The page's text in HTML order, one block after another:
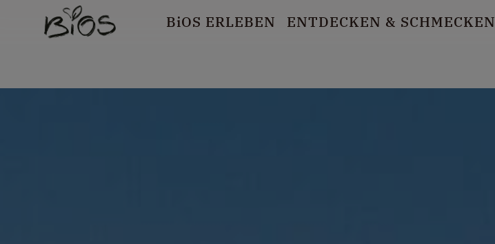
BiOS ERLEBEN ENTDECKEN & SCHMECKEN